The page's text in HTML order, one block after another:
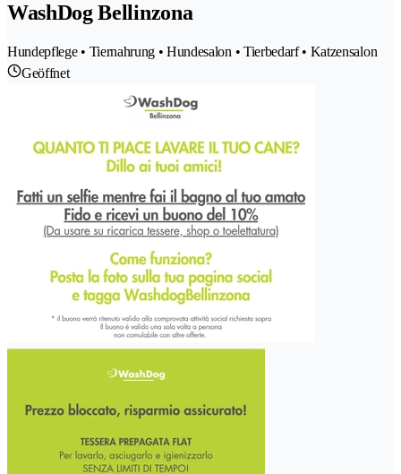
WashDog Bellinzona
Hundepflege • Tiernahrung • Hundesalon • Tierbedarf • Katzensalon
Geöffnet